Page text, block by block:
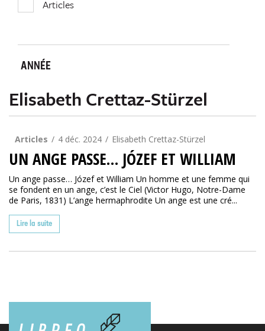
Articles
ANNÉE
Elisabeth Crettaz-Stürzel
Articles 4 déc. 2024 Elisabeth Crettaz-Stürzel
UN ANGE PASSE… JÓZEF ET WILLIAM
Un ange passe… Józef et William Un homme et une femme qui
se fondent en un ange, c’est le Ciel (Victor Hugo, Notre-Dame
de Paris, 1831) L’ange hermaphrodite Un ange est une cré...
Lire la suite